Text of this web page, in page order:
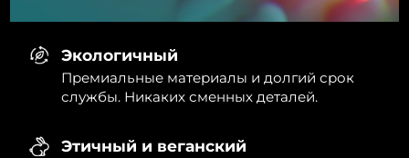
Экологичный
Премиальные материалы и долгий срок
службы. Никаких сменных деталей.
Этичный и веганский